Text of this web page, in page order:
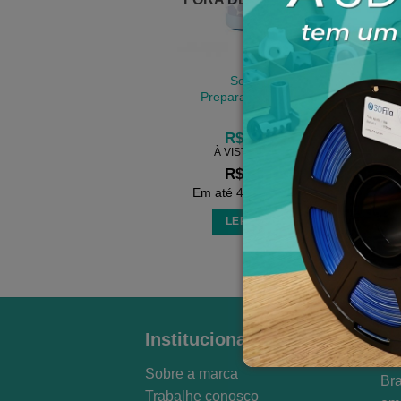
Solução
Preparadora Tigre
R$ 19,90
À VISTA NO PIX
R$
Em até 4
LER MAIS
Institucional
Sobre a marca
Trabalhe conosco
3D